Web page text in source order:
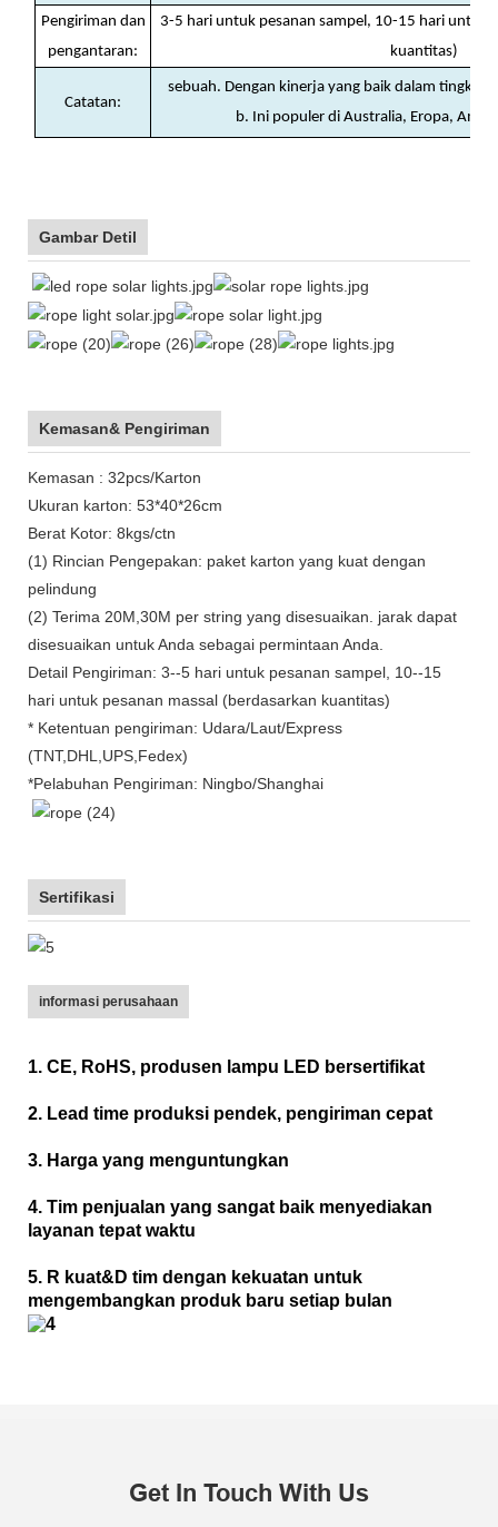
Pengiriman dan
pengantaran:
3-5 hari untuk pesanan sampel, 10-15 hari untuk
kuantitas)
Catatan:
sebuah. Dengan kinerja yang baik dalam tingkat
b. Ini populer di Australia, Eropa,
Gambar Detil
Kemasan& Pengiriman
Kemasan : 32pcs/Karton
Ukuran karton: 53*40*26cm
Berat Kotor: 8kgs/ctn
(1) Rincian Pengepakan: paket karton yang kuat dengan
pelindung
(2) Terima 20M,30M per string yang disesuaikan. jarak dapat
disesuaikan untuk Anda sebagai permintaan Anda.
Detail Pengiriman: 3--5 hari untuk pesanan sampel, 10--15
hari untuk pesanan massal (berdasarkan kuantitas)
* Ketentuan pengiriman: Udara/Laut/Express
(TNT,DHL,UPS,Fedex)
*Pelabuhan Pengiriman: Ningbo/Shanghai
Sertifikasi
informasi perusahaan
1. CE, RoHS, produsen lampu LED bersertifikat
2. Lead time produksi pendek, pengiriman cepat
3. Harga yang menguntungkan
4. Tim penjualan yang sangat baik menyediakan
layanan tepat waktu
5. R kuat&D tim dengan kekuatan untuk
mengembangkan produk baru setiap bulan
Get In Touch With Us